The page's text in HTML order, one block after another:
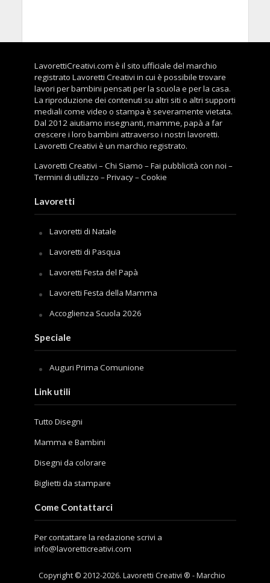
LavorettiCreativi.com è il sito ufficiale del marchio
registrato Lavoretti Creativi in cui è possibile trovare
lavori per bambini pensati per la scuola e per la casa.
La riproduzione dei contenuti su altri siti o altri supporti
mediali come video o stampa è severamente vietata.
Dal 2012 aiutiamo insegnanti, mamme, papà a far
crescere i loro bambini attraverso i nostri lavoretti.
Lavoretti Creativi è un marchio registrato.
Lavoretti Creativi –Chi Siamo –Fai pubblicità con noi –
Termini di utilizzo –Privacy–Cookie
Lavoretti
Lavoretti di Natale
Lavoretti di Pasqua
Lavoretti Festa del Papà
Lavoretti Festa della Mamma
Accoglienza Scuola 2026
Speciale
Auguri Prima Comunione
Link utili
Tutto Disegni
Mamma e Bambini
Disegni da colorare
Biglietti da stampare
Come Contattarci
Per contattare la redazione scrivi a
info@lavoretticreativi.com
Copyright © 2012-2026. Lavoretti Creativi ® - Marchio